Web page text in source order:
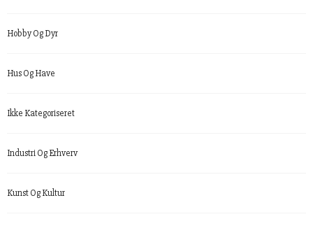
Hobby Og Dyr
Hus Og Have
Ikke Kategoriseret
Industri Og Erhverv
Kunst Og Kultur